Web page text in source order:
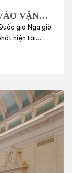
VẬN
gia Nga giờ
hiện tài